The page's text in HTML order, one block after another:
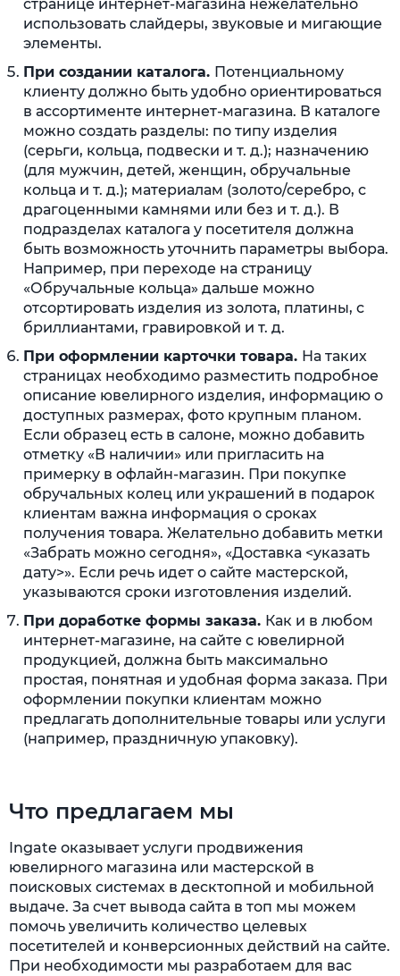
странице интернет-магазина нежелательно
использовать слайдеры, звуковые и мигающие
элементы.
При создании каталога. Потенциальному
клиенту должно быть удобно ориентироваться
в ассортименте интернет-магазина. В каталоге
можно создать разделы: по типу изделия
(серьги, кольца, подвески и т. д.); назначению
(для мужчин, детей, женщин, обручальные
кольца и т. д.); материалам (золото/серебро, с
драгоценными камнями или без и т. д.). В
подразделах каталога у посетителя должна
быть возможность уточнить параметры выбора.
Например, при переходе на страницу
«Обручальные кольца» дальше можно
отсортировать изделия из золота, платины, с
бриллиантами, гравировкой и т. д.
При оформлении карточки товара. На таких
страницах необходимо разместить подробное
описание ювелирного изделия, информацию о
доступных размерах, фото крупным планом.
Если образец есть в салоне, можно добавить
отметку «В наличии» или пригласить на
примерку в офлайн-магазин. При покупке
обручальных колец или украшений в подарок
клиентам важна информация о сроках
получения товара. Желательно добавить метки
«Забрать можно сегодня», «Доставка <указать
дату>». Если речь идет о сайте мастерской,
указываются сроки изготовления изделий.
При доработке формы заказа. Как и в любом
интернет-магазине, на сайте с ювелирной
продукцией, должна быть максимально
простая, понятная и удобная форма заказа. При
оформлении покупки клиентам можно
предлагать дополнительные товары или услуги
(например, праздничную упаковку).
Что предлагаем мы
Ingate оказывает услуги продвижения
ювелирного магазина или мастерской в
поисковых системах в десктопной и мобильной
выдаче. За счет вывода сайта в топ мы можем
помочь увеличить количество целевых
посетителей и конверсионных действий на сайте.
При необходимости мы разработаем для вас